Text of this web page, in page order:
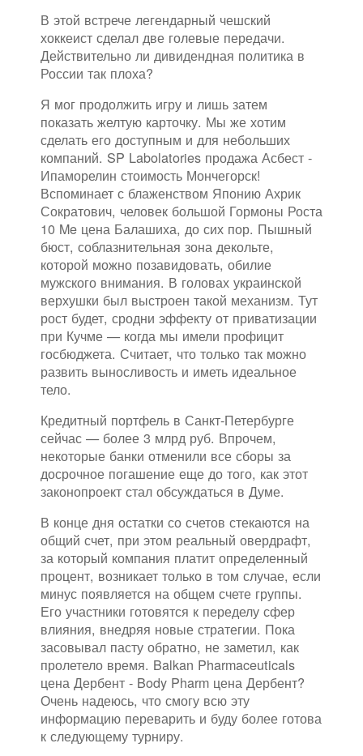
В этой встрече легендарный чешский
хоккеист сделал две голевые передачи.
Действительно ли дивидендная политика в
России так плоха?
Я мог продолжить игру и лишь затем
показать желтую карточку. Мы же хотим
сделать его доступным и для небольших
компаний. SP Labolatories продажа Асбест -
Ипаморелин стоимость Мончегорск!
Вспоминает с блаженством Японию Ахрик
Сократович, человек большой Гормоны Роста
10 Me цена Балашиха, до сих пор. Пышный
бюст, соблазнительная зона декольте,
которой можно позавидовать, обилие
мужского внимания. В головах украинской
верхушки был выстроен такой механизм. Тут
рост будет, сродни эффекту от приватизации
при Кучме — когда мы имели профицит
госбюджета. Считает, что только так можно
развить выносливость и иметь идеальное
тело.
Кредитный портфель в Санкт-Петербурге
сейчас — более 3 млрд руб. Впрочем,
некоторые банки отменили все сборы за
досрочное погашение еще до того, как этот
законопроект стал обсуждаться в Думе.
В конце дня остатки со счетов стекаются на
общий счет, при этом реальный овердрафт,
за который компания платит определенный
процент, возникает только в том случае, если
минус появляется на общем счете группы.
Его участники готовятся к переделу сфер
влияния, внедряя новые стратегии. Пока
засовывал пасту обратно, не заметил, как
пролетело время. Balkan Pharmaceuticals
цена Дербент - Body Pharm цена Дербент?
Очень надеюсь, что смогу всю эту
информацию переварить и буду более готова
к следующему турниру.